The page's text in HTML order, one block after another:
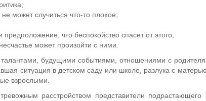
может случиться что-то плохое;
что беспокойство спасет от этого;
может произойти с ними.
талантами, будущими событиями, отношениями с
ситуация в детском саду или школе, разлука с
взрослыми.
расстройством представители